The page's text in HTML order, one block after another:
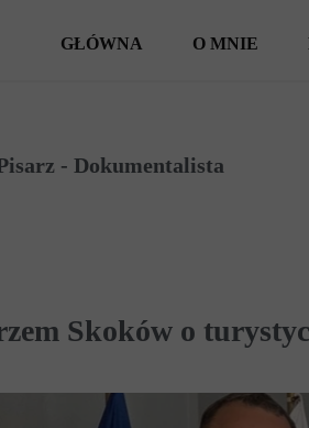
GŁÓWNA O MNIE
- Dokumentalista
Skoków o